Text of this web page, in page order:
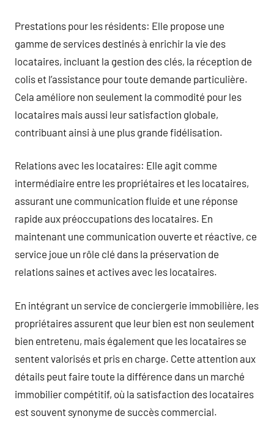
Prestations pour les résidents: Elle propose une
gamme de services destinés à enrichir la vie des
locataires, incluant la gestion des clés, la réception de
colis et l’assistance pour toute demande particulière.
Cela améliore non seulement la commodité pour les
locataires mais aussi leur satisfaction globale,
contribuant ainsi à une plus grande fidélisation.
Relations avec les locataires: Elle agit comme
intermédiaire entre les propriétaires et les locataires,
assurant une communication fluide et une réponse
rapide aux préoccupations des locataires. En
maintenant une communication ouverte et réactive, ce
service joue un rôle clé dans la préservation de
relations saines et actives avec les locataires.
En intégrant un service de conciergerie immobilière, les
propriétaires assurent que leur bien est non seulement
bien entretenu, mais également que les locataires se
sentent valorisés et pris en charge. Cette attention aux
détails peut faire toute la différence dans un marché
immobilier compétitif, où la satisfaction des locataires
est souvent synonyme de succès commercial.